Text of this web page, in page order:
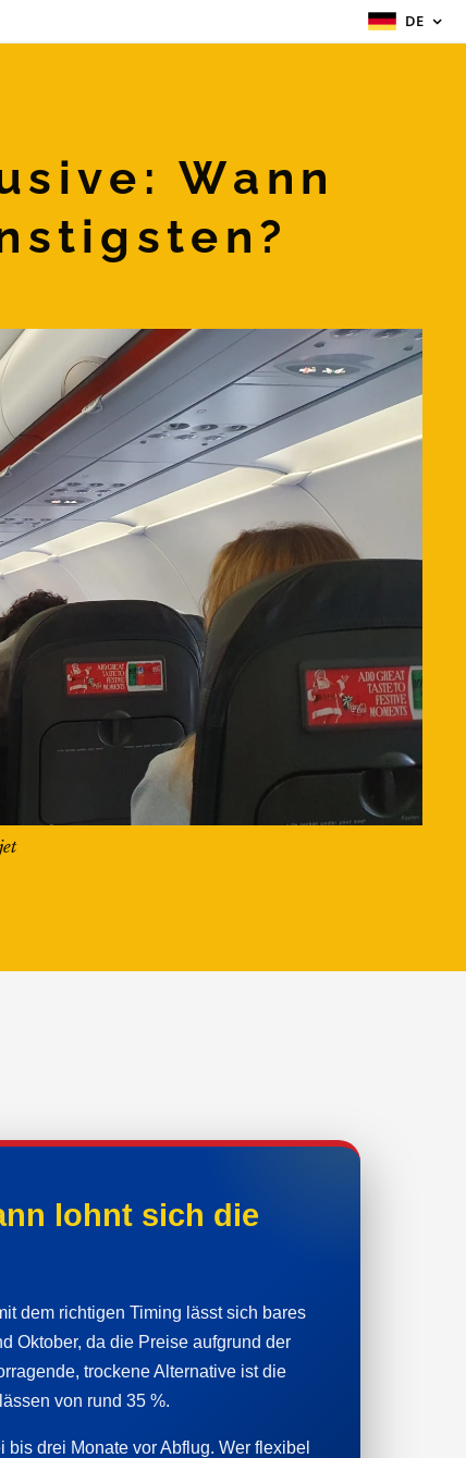
DE
Wann
lohnt sich die
dem richtigen Timing lässt sich bares
Oktober, da die Preise aufgrund der
trockene Alternative ist die
von rund 35 %.
drei Monate vor Abflug. Wer flexibel